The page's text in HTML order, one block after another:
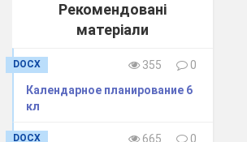
Рекомендовані
матеріали
DOCX 355
0
Календарное планирование 6
кл
DOCX 665
0